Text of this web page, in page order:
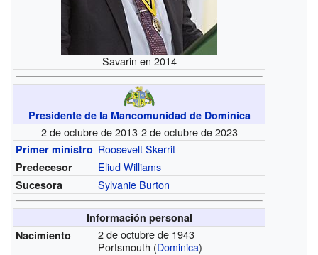
Savarin en 2014
Presidente de la Mancomunidad de Dominica
2 de octubre de 2013-2 de octubre de 2023
Primer ministro Roosevelt Skerrit
Predecesor Eliud Williams
Sucesora Sylvanie Burton
Información personal
Nacimiento
2 de octubre de 1943
Portsmouth (Dominica)